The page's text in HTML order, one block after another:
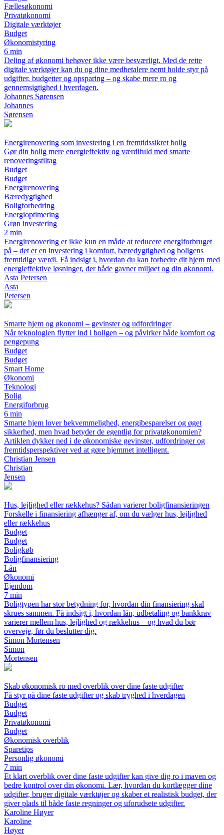
Fællesøkonomi
Privatøkonomi
Digitale værktøjer
Budget
Økonomistyring
6 min
Deling af økonomi behøver ikke være besværligt. Med de rette
digitale værktøjer kan du og dine medbetalere nemt holde styr på
udgifter, budgetter og opsparing – og skabe mere ro og
gennemsigtighed i hverdagen.
Johannes Sørensen
Johannes
Sørensen
Energirenovering som investering i en fremtidssikret bolig
Gør din bolig mere energieffektiv og værdifuld med smarte
renoveringstiltag
Budget
Budget
Energirenovering
Bæredygtighed
Boligforbedring
Energioptimering
Grøn investering
2 min
Energirenovering er ikke kun en måde at reducere energiforbruget
på – det er en investering i komfort, bæredygtighed og boligens
fremtidige værdi. Få indsigt i, hvordan du kan forbedre dit hjem med
energieffektive løsninger, der både gavner miljøet og din økonomi.
Asta Petersen
Asta
Petersen
Smarte hjem og økonomi – gevinster og udfordringer
Når teknologien flytter ind i boligen – og påvirker både komfort og
pengepung
Budget
Budget
Smart Home
Økonomi
Teknologi
Bolig
Energiforbrug
6 min
Smarte hjem lover bekvemmelighed, energibesparelser og øget
sikkerhed, men hvad betyder de egentlig for privatøkonomien?
Artiklen dykker ned i de økonomiske gevinster, udfordringer og
fremtidsperspektiver ved at gøre hjemmet intelligent.
Christian Jensen
Christian
Jensen
Hus, lejlighed eller rækkehus? Sådan varierer boligfinansieringen
Forskelle i finansiering afhænger af, om du vælger hus, lejlighed
eller rækkehus
Budget
Budget
Boligkøb
Boligfinansiering
Lån
Økonomi
Ejendom
7 min
Boligtypen har stor betydning for, hvordan din finansiering skal
skrues sammen. Få indsigt i, hvordan lån, udbetaling og bankkrav
varierer mellem hus, lejlighed og rækkehus – og hvad du bør
overveje, før du beslutter dig.
Simon Mortensen
Simon
Mortensen
Skab økonomisk ro med overblik over dine faste udgifter
Få styr på dine faste udgifter og skab tryghed i hverdagen
Budget
Budget
Privatøkonomi
Budget
Økonomisk overblik
Sparetips
Personlig økonomi
7 min
Et klart overblik over dine faste udgifter kan give dig ro i maven og
bedre kontrol over din økonomi. Lær, hvordan du kortlægger dine
udgifter, bruger digitale værktøjer og skaber et realistisk budget, der
giver plads til både faste regninger og uforudsete udgifter.
Karoline Høyer
Karoline
Høyer